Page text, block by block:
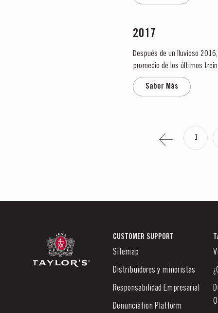
2017
Después de un lluvioso
promedio de los últimos
secas que se...
Saber Más
1
CUSTOMER SUPPORT
Sitemap
Distribuidores y minoristas
Responsabilidad Empresarial
Denunciation Platform